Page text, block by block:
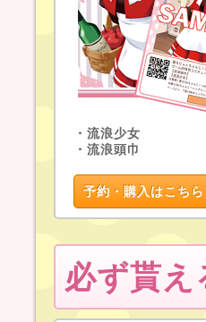
・流浪少女
・流浪頭巾
予約・購入はこちら
必ず貰